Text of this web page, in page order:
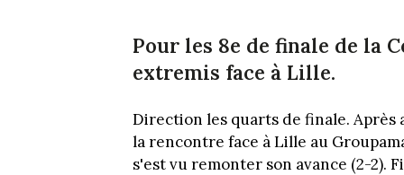
Pour les 8e de finale de la
extremis face à Lille.
Direction les quarts de finale. Après
la rencontre face à Lille au
s'est vu remonter son avance (2-2).